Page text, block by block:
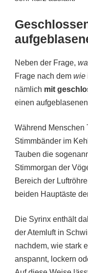
Neben der Frage,
Frage nach dem wie
nämlich mit
einen
Während Menschen
Stimmbänder im
Tauben die
Stimmorgan der
Bereich der
beiden Hauptäste
Die Syrinx enthält
der Atemluft in
nachdem, wie stark
anspannt, lockern